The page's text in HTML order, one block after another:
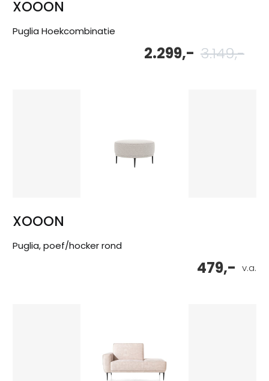
XOOON
Puglia Hoekcombinatie
3.149,-
2.299,-
XOOON
Puglia, poef/hocker rond
v.a.
479,-